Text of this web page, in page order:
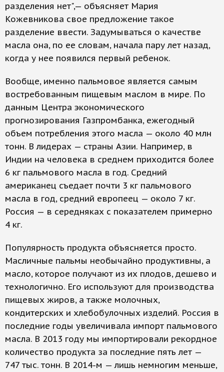
разделения нет",— объясняет Мария
Кожевникова свое предложение такое
разделение ввести. Задумываться о качестве
масла она, по ее словам, начала пару лет назад,
когда у нее появился первый ребенок.
Вообще, именно пальмовое является самым
востребованным пищевым маслом в мире. По
данным Центра экономического
прогнозирования Газпромбанка, ежегодный
объем потребления этого масла — около 40 млн
тонн. В лидерах — страны Азии. Например, в
Индии на человека в среднем приходится более
6 кг пальмового масла в год. Средний
американец съедает почти 3 кг пальмового
масла в год, средний европеец — около 7 кг.
Россия — в середняках с показателем примерно
4 кг.
Популярность продукта объясняется просто.
Масличные пальмы необычайно продуктивны, а
масло, которое получают из их плодов, дешево и
технологично. Его используют для производства
пищевых жиров, а также молочных,
кондитерских и хлебобулочных изделий. Россия в
последние годы увеличивала импорт пальмового
масла. В 2013 году мы импортировали рекордное
количество продукта за последние пять лет —
747 тыс. тонн. В 2014-м — лишь немногим меньше,